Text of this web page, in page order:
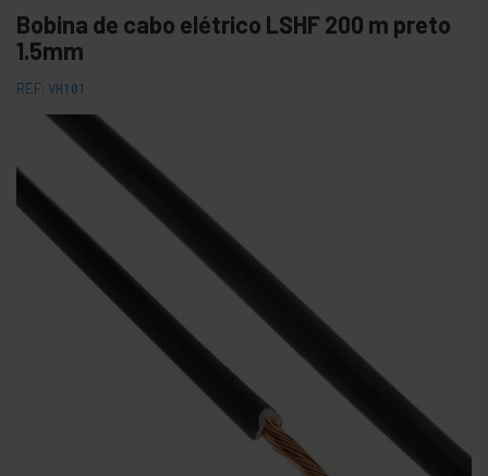
Bobina de cabo elétrico LSHF 200 m preto
1.5mm
REF: VH101